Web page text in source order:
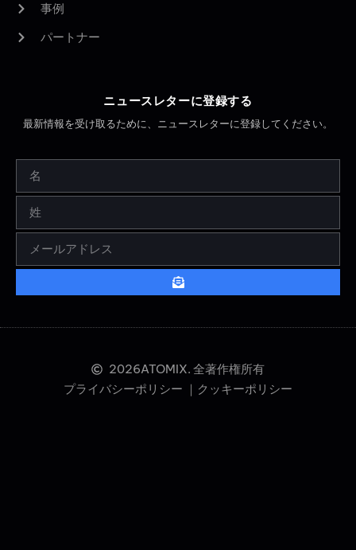
事例
パートナー
ニュースレターに登録する
最新情報を受け取るために、ニュースレターに登録してください。
2026ATOMIX. 全著作権所有
プライバシーポリシー ｜ クッキーポリシー